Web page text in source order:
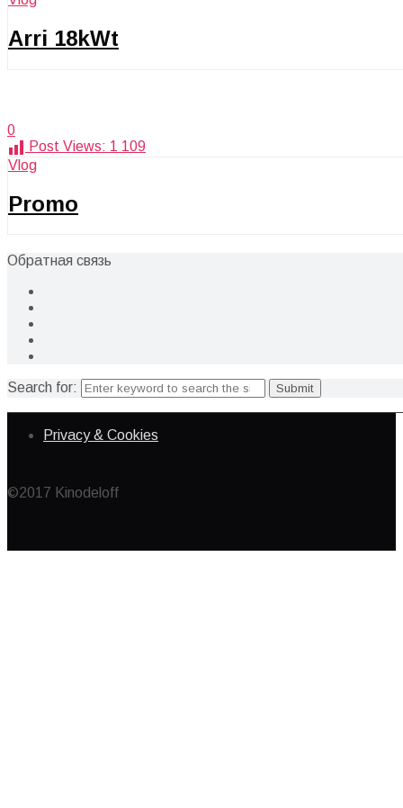
Arri 18kWt
0
Post Views: 1 109
Vlog
Promo
Обратная связь
Search for:
Privacy & Cookies
©2017 Kinodeloff